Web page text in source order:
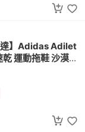
達】Adidas Adilet
運動拖鞋 沙漠大